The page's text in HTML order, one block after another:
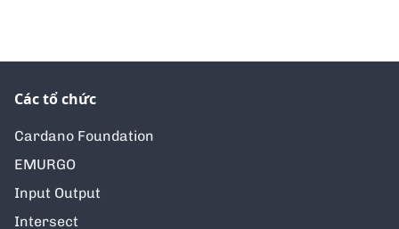
Các tổ chức
Cardano Foundation
EMURGO
Input Output
Intersect